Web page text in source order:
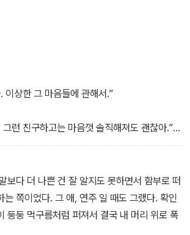
다는 이상한 소문이 퍼지고 세 친구의 우정도
하는데….
이상한 그 마음들에 관해서.”
런 친구하고는 마음껏 솔직해져도 괜찮아.”
소영이도 장난처럼 내게 그런 표현을 쓴 적이
넘겼지만, 조금 무거웠다. 베스트. 그 말의 무
분히 깊지 않은가 보다. 특히 소영이에게는.
보다 더 나쁜 건 잘 알지도 못하면서 함부로 떠
는 쪽이었다. 그 애, 연주 일 때도 그랬다. 확인
둥둥 먹구름처럼 퍼져서 결국 내 머리 위로 폭